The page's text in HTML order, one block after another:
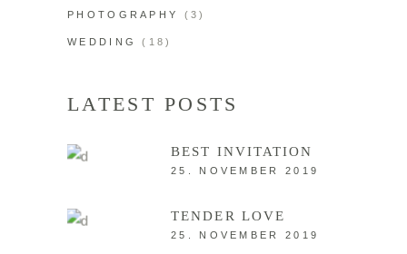
PHOTOGRAPHY (3)
WEDDING (18)
LATEST POSTS
BEST INVITATION
25. NOVEMBER 2019
TENDER LOVE
25. NOVEMBER 2019